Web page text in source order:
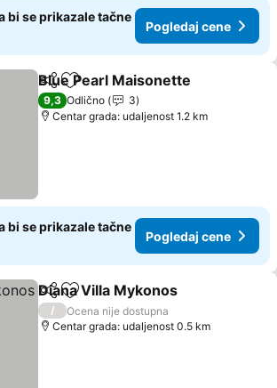
bi se prikazale tačne
Pogledaj cene
Deli Dodati u favorite
Blue Pearl Maisonette
9,3 Odlično
3
Centar grada: udaljenost 1.2 km
bi se prikazale tačne
Pogledaj cene
Deli Dodati u favorite
Diana Villa Mykonos
/
Ocena nije dostupna
Centar grada: udaljenost 0.5 km